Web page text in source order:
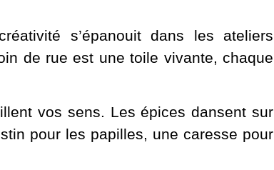
s’épanouit dans les ateliers
de rue est une toile vivante, chaque
vos sens. Les épices dansent sur
pour les papilles, une caresse pour